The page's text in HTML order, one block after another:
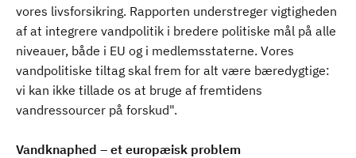
vores livsforsikring. Rapporten understreger vigtigheden
af at integrere vandpolitik i bredere politiske mål på alle
niveauer, både i EU og i medlemsstaterne. Vores
vandpolitiske tiltag skal frem for alt være bæredygtige:
vi kan ikke tillade os at bruge af fremtidens
vandressourcer på forskud".
Vandknaphed – et europæisk problem